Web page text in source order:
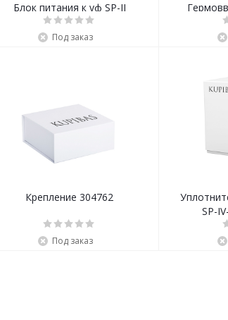
Блок питания к уф SP-II
Под заказ
Крепление 304762
Под заказ
SP-